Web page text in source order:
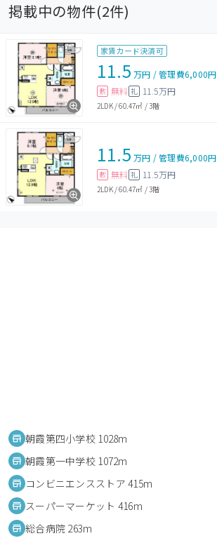
掲載中の物件(2件)
家賃カード決済可
11.5 万円 /管理費6,000円
敷 無料 礼 11.5万円
2LDK/60.47㎡ /3階
11.5 万円 /管理費6,000円
敷 無料 礼 11.5万円
2LDK/60.47㎡ /3階
朝霞第四小学校 1028m
朝霞第一中学校 1072m
コンビニエンスストア 415m
スーパーマーケット 416m
総合病院 263m